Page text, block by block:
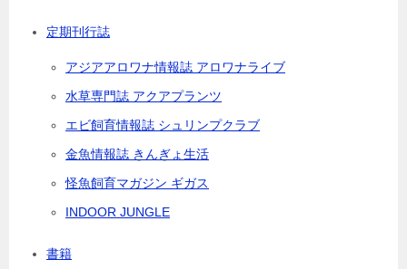
定期刊行誌
アジアアロワナ情報誌 アロワナライブ
水草専門誌 アクアプランツ
エビ飼育情報誌 シュリンプクラブ
金魚情報誌 きんぎょ生活
怪魚飼育マガジン ギガス
INDOOR JUNGLE
書籍